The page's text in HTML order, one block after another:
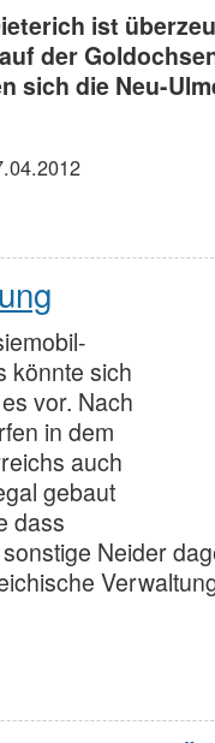
ist
der
sich die Neu-
könnte sich
vor. Nach
in dem
auch
gebaut
dass
Neider